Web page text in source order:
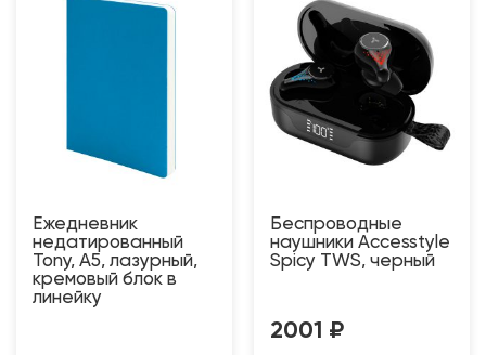
Ежедневник
недатированный
Tony, А5, лазурный,
кремовый блок в
линейку
Беспроводные
наушники Accesstyle
Spicy TWS, черный
2001 ₽